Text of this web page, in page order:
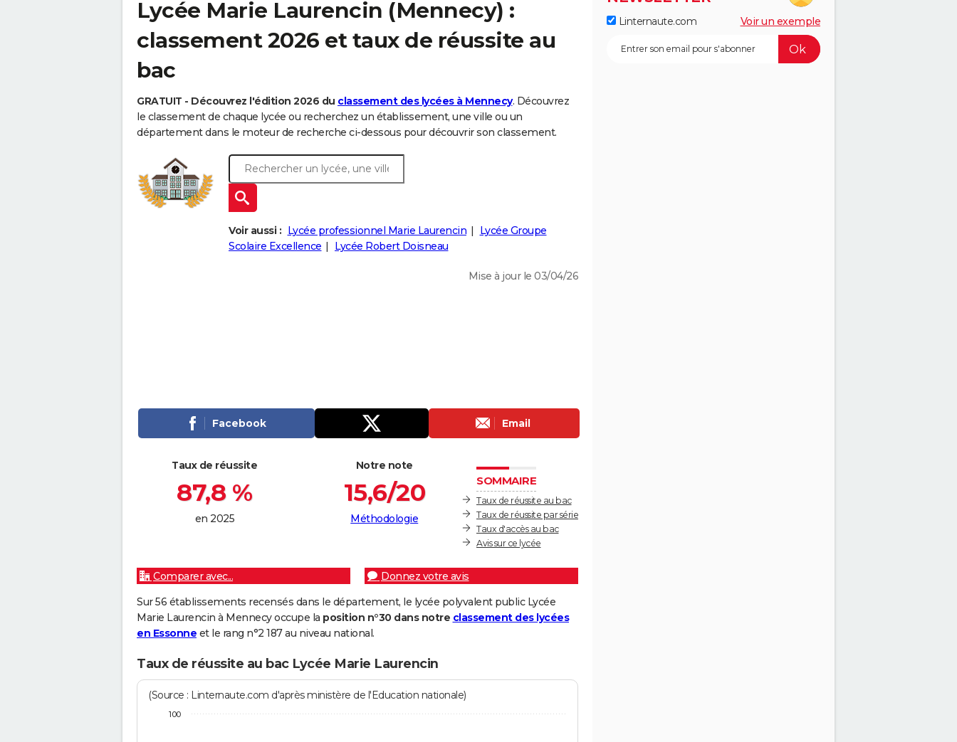
Lycée Marie Laurencin (Mennecy) :
classement 2026 et taux de réussite au
bac
GRATUIT - Découvrez l'édition 2026 du classement des lycées à Mennecy. Découvrez
le classement de chaque lycée ou recherchez un établissement, une ville ou un
département dans le moteur de recherche ci-dessous pour découvrir son classement.
Voir aussi : Lycée professionnel Marie Laurencin
Lycée Groupe
Scolaire Excellence
Lycée Robert Doisneau
Mise à jour le 03/04/26
Facebook Email
SOMMAIRE
Taux de réussite au bac
Taux de réussite par série
Taux d'accès au bac
Avis sur ce lycée
Taux de réussite
87,8 %
en 2025
Notre note
15,6/20
Méthodologie
Comparer avec...
Donnez votre avis
Sur 56 établissements recensés dans le département, le lycée polyvalent public Lycée
Marie Laurencin à Mennecy occupe la position n°30 dans notre classement des lycées
en Essonne et le rang n°2 187 au niveau national.
Taux de réussite au bac Lycée Marie Laurencin
(Source : Linternaute.com d'après ministère de l'Education nationale)
100
Linternaute.com Voir un exemple